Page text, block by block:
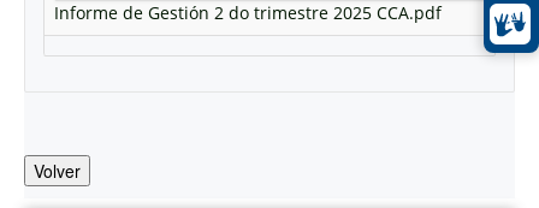
Informe de Gestión 2 do trimestre 2025 CCA.pdf
Volver